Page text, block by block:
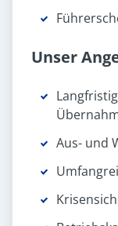
Unser
Aus- und